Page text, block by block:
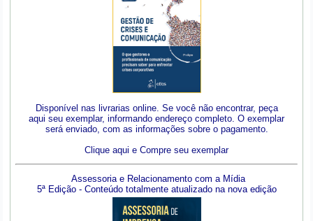
Disponível nas livrarias online. Se você não encontrar, peça
aqui seu exemplar, informando endereço completo. O exemplar
será enviado, com as informações sobre o pagamento.
Clique aqui e Compre seu exemplar
Assessoria e Relacionamento com a Mídia
5ª Edição - Conteúdo totalmente atualizado na nova edição